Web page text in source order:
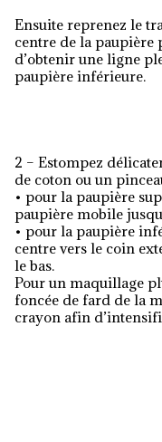
Ensuite reprenez le
centre de la
d’obtenir une ligne
paupière inférieure.
2 – Estompez
de coton ou un
• pour la paupière
paupière mobile
• pour la paupière
centre vers le coin
le bas.
Pour un maquillage
foncée de fard de la
crayon afin